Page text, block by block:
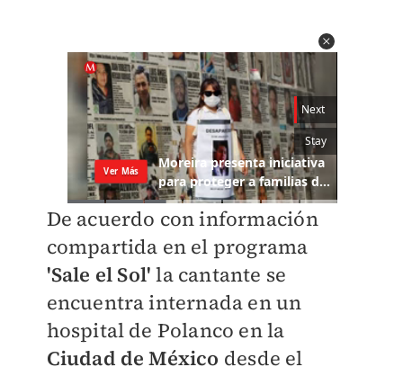
De acuerdo con información
compartida en el programa
'Sale el Sol' la cantante se
encuentra internada en un
hospital de Polanco en la
Ciudad de México desde el